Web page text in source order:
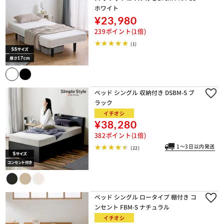
ホワイト
¥23,980
239ポイント(1倍)
(1)
ベッド シングル 収納付き DSBM-S ブ
ラック
イチオシ
¥38,280
382ポイント(1倍)
(22) 1～3日以内発送
ベッド シングル ロータイプ 棚付き コ
ンセント FBM-S ナチュラル
イチオシ